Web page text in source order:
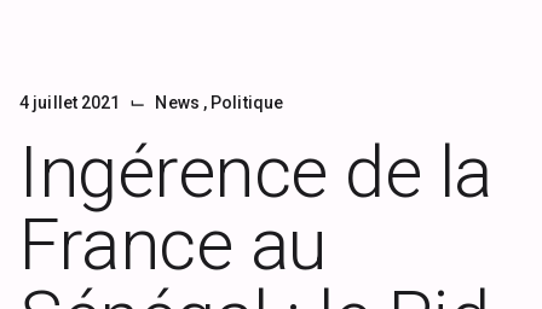
4 juillet 2021 ⌙ News , Politique
Ingérence de la
France au